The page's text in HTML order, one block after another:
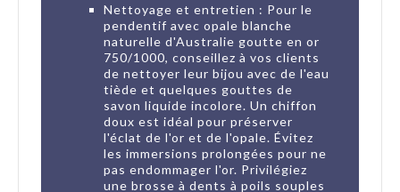
Nettoyage et entretien : Pour le
pendentif avec opale blanche
naturelle d'Australie goutte en or
750/1000, conseillez à vos clients
de nettoyer leur bijou avec de l'eau
tiède et quelques gouttes de
savon liquide incolore. Un chiffon
doux est idéal pour préserver
l'éclat de l'or et de l'opale. Évitez
les immersions prolongées pour ne
pas endommager l'or. Privilégiez
une brosse à dents à poils souples